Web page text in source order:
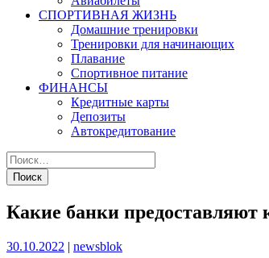
СПОРТИВНАЯ ЖИЗНЬ
Домашние тренировки
Тренировки для начинающих
Плавание
Спортивное питание
ФИНАНСЫ
Кредитные карты
Депозиты
Автокредитование
Какие банки предоставляют
Опубликовано
30.10.2022 | Опубликовано
newsblok